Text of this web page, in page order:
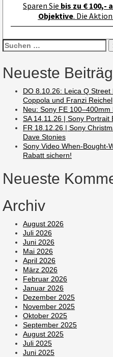
Sparen Sie bis zu € 100,-
Objektive. Die
Suchen
nach:
Neueste
DO 8.10.26: Leica Q
Coppola und Franzi Reichel
Neu: Sony FE
SA 14.11.26 | Sony Portrait
FR 18.12.26 | Sony
Dave Stonies
Sony Video When-Bought-
Rabatt sichern!
Neueste
Archiv
August 2026
Juli 2026
Juni 2026
Mai 2026
April 2026
März 2026
Februar 2026
Januar 2026
Dezember 2025
November 2025
Oktober 2025
September 2025
August 2025
Juli 2025
Juni 2025